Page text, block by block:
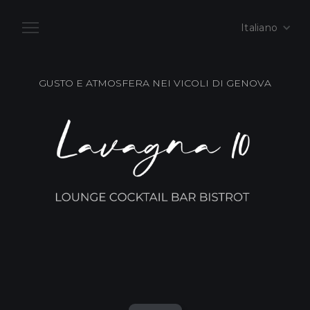
Italiano
GUSTO E ATMOSFERA NEI VICOLI DI GENOVA